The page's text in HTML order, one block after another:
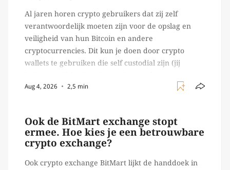
Al jaren horen crypto gebruikers dat zij zelf
verantwoordelijk moeten zijn voor de opslag en
veiligheid van hun Bitcoin en andere
cryptocurrencies. Dit kun je doen door crypto
wallets te gebruiken die self custodial zijn (jij
Ledger of Trezor bijvoorbeeld. Echter, op 29 juli
Aug 4, 2026 2,5 min
Ook de BitMart exchange stopt
ermee. Hoe kies je een betrouwbare
crypto exchange?
Ook crypto exchange BitMart lijkt de handdoek in